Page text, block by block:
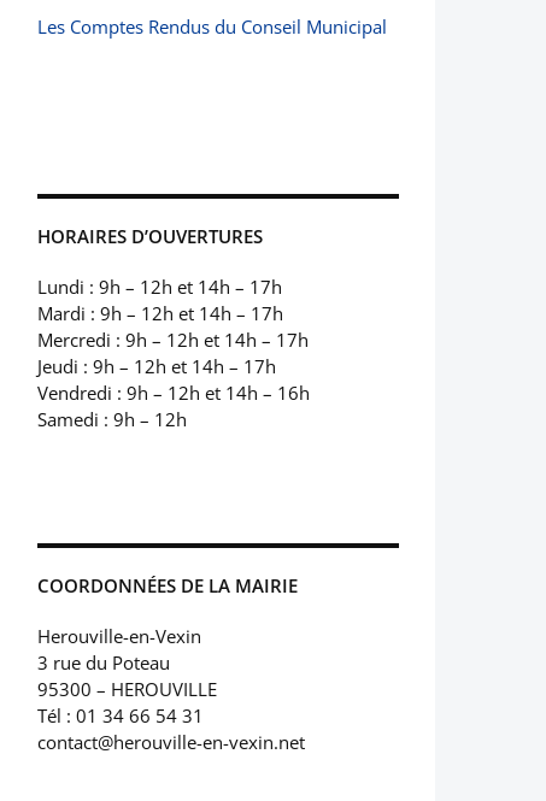
Les Comptes Rendus du Conseil Municipal
HORAIRES D’OUVERTURES
Lundi : 9h – 12h et 14h – 17h
Mardi : 9h – 12h et 14h – 17h
Mercredi : 9h – 12h et 14h – 17h
Jeudi : 9h – 12h et 14h – 17h
Vendredi : 9h – 12h et 14h – 16h
Samedi : 9h – 12h
COORDONNÉES DE LA MAIRIE
Herouville-en-Vexin
3 rue du Poteau
95300 – HEROUVILLE
Tél : 01 34 66 54 31
contact@herouville-en-vexin.net